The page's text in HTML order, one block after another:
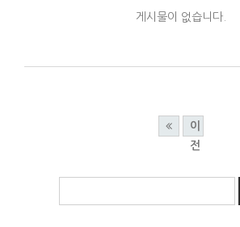
게시물이 없습니다.
이
전